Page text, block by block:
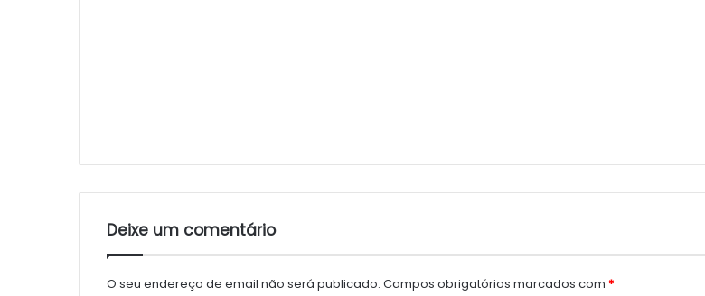
Deixe um comentário
O seu endereço de email não será publicado. Campos obrigatórios marcados com *